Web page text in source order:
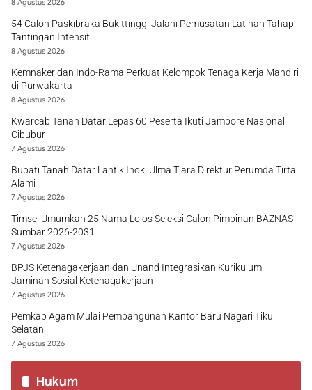
8 Agustus 2026
54 Calon Paskibraka Bukittinggi Jalani Pemusatan Latihan Tahap
Tantingan Intensif
8 Agustus 2026
Kemnaker dan Indo-Rama Perkuat Kelompok Tenaga Kerja Mandiri
di Purwakarta
8 Agustus 2026
Kwarcab Tanah Datar Lepas 60 Peserta Ikuti Jambore Nasional
Cibubur
7 Agustus 2026
Bupati Tanah Datar Lantik Inoki Ulma Tiara Direktur Perumda Tirta
Alami
7 Agustus 2026
Timsel Umumkan 25 Nama Lolos Seleksi Calon Pimpinan BAZNAS
Sumbar 2026-2031
7 Agustus 2026
BPJS Ketenagakerjaan dan Unand Integrasikan Kurikulum
Jaminan Sosial Ketenagakerjaan
7 Agustus 2026
Pemkab Agam Mulai Pembangunan Kantor Baru Nagari Tiku
Selatan
7 Agustus 2026
Hukum